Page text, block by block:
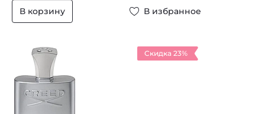
В корзину В избранное
Скидка 23%